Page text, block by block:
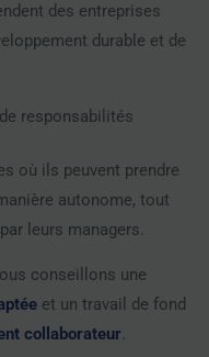
des entreprises
durable et de
responsabilités
où ils peuvent prendre
autonome, tout
leurs managers.
conseillons une
et un travail de fond
collaborateur.